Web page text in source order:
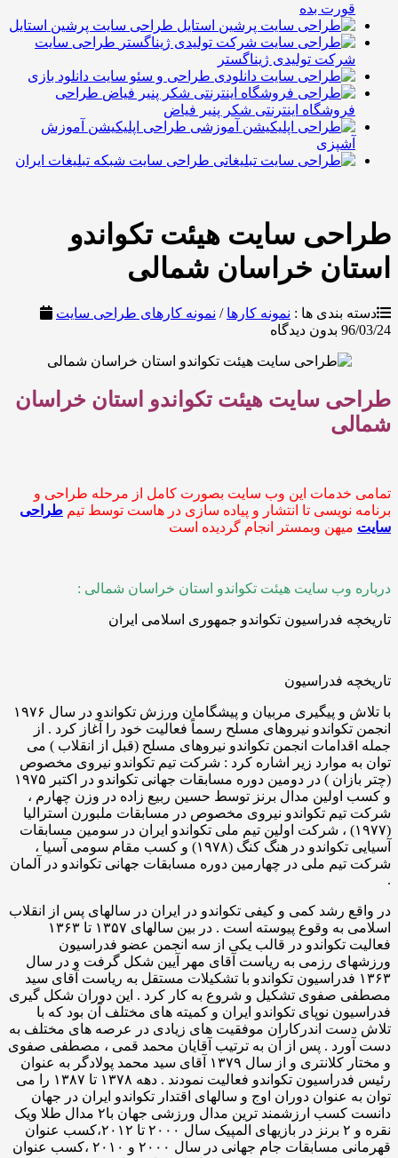
بده
طراحی سایت پرشین استایل
طراحی سایت
تولیدی ژیناگستر
طراحی و سئو سایت دانلود بازی
طراحی
اینترنتی شکر پنیر فیاض
طراحی اپلیکیشن آموزش
طراحی سایت شبکه تبلیغات ایران
سایت هیئت تکواندو
خراسان شمالی
بندی ها :نمونه کارها/نمونه کارهای طراحی سایت
بدون دیدگاه
سایت هیئت تکواندو استان خراسان
این وب سایت بصورت کامل از مرحله طراحی و
نویسی تا انتشار و پیاده سازی در هاست توسط تیمطراحی
وبمستر انجام گردیده است
وب سایت هیئت تکواندو استان خراسان شمالی :
فدراسیون تکواندو جمهوری اسلامی ایران
فدراسیون
با تلاش و پیگیری مربیان و پیشگامان ورزش تکواندو در سال ۱۹۷۶
نیروهای مسلح رسماً فعالیت خود را آغاز کرد . از
انجمن تکواندو نیروهای مسلح (قبل از انقلاب ) می
موارد زیر اشاره کرد : شرکت تیم تکواندو نیروی مخصوص
(چتر بازان ) در دومین دوره مسابقات جهانی تکواندو در اکتبر ۱۹۷۵
مدال برنز توسط حسین ربیع زاده در وزن چهارم‌ ،
تکواندو نیروی مخصوص در مسابقات ملبورن استرالیا
، شرکت اولین تیم ملی تکواندو ایران در سومین مسابقات
آسیایی تکواندو در هنگ کنگ (۱۹۷۸) و کسب مقام سومی آسیا ،
ملی در چهارمین دوره مسابقات جهانی تکواندو در آلمان
رشد کمی و کیفی تکواندو در ایران در سالهای پس از انقلاب
اسلامی به وقوع پیوسته است . در بین سالهای ۱۳۵۷ تا ۱۳۶۳
تکواندو در قالب یکی از سه انجمن عضو فدراسیون
رزمی به ریاست آقای مهر آیین شکل گرفت و در سال
فدراسیون تکواندو با تشکیلات مستقل به ریاست آقای سید
صفوی تشکیل و شروع به کار کرد . این دوران شکل گیری
نوپای تکواندو ایران و کمیته های مختلف آن بود که با
اندرکاران موفقیت های زیادی در عرصه های مختلف به
. پس از آن به ترتیب آقایان محمد قمی ، مصطفی صفوی
و مختار کلانتری و از سال ۱۳۷۹ آقای سید محمد پولادگر به عنوان
رئیس فدراسیون تکواندو فعالیت نمودند . دهه ۱۳۷۸ تا ۱۳۸۷ را می
عنوان دوران اوج و سالهای اقتدار تکواندو ایران در جهان
دانست کسب ارزشمند ترین مدال ورزشی جهان با۲ مدال طلا ویک
نقره و ۲ برنز در بازیهای المپیک سال ۲۰۰۰ تا ۲۰۱۲،کسب عنوان
قهرمانی مسابقات جام جهانی در سال ۲۰۰۰ و ۲۰۱۰ ،کسب عنوان